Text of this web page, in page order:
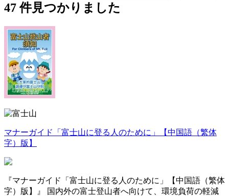
47件見つかりました
マナーガイド「富士山に登る人のために」【中国語（繁体
字）版】
『マナーガイド「富士山に登る人のために」【中国語（繁体
字）版】』 国内外の富士登山者へ向けて、環境負荷の軽減